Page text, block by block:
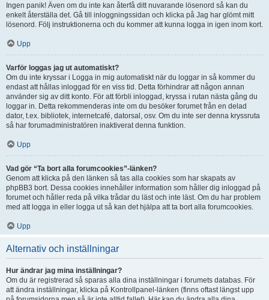
Ingen panik! Även om du inte kan återfå ditt nuvarande lösenord så kan du
enkelt återställa det. Gå till inloggningssidan och klicka på Jag har glömt mitt
lösenord. Följ instruktionerna och du kommer att kunna logga in igen inom kort.
Upp
Varför loggas jag ut automatiskt?
Om du inte kryssar i Logga in mig automatiskt när du loggar in så kommer du
endast att hållas inloggad för en viss tid. Detta förhindrar att någon annan
använder sig av ditt konto. För att förbli inloggad, kryssa i rutan nästa gång du
loggar in. Detta rekommenderas inte om du besöker forumet från en delad
dator, t.ex. bibliotek, internetcafé, datorsal, osv. Om du inte ser denna kryssruta
så har forumadministratören inaktiverat denna funktion.
Upp
Vad gör “Ta bort alla forumcookies”-länken?
Genom att klicka på den länken så tas alla cookies som har skapats av
phpBB3 bort. Dessa cookies innehåller information som håller dig inloggad på
forumet och håller reda på vilka trådar du läst och inte läst. Om du har problem
med att logga in eller logga ut så kan det hjälpa att ta bort alla forumcookies.
Upp
Alternativ och inställningar
Hur ändrar jag mina inställningar?
Om du är registrerad så sparas alla dina inställningar i forumets databas. För
att ändra inställningar, klicka på Kontrollpanel-länken (finns oftast längst upp